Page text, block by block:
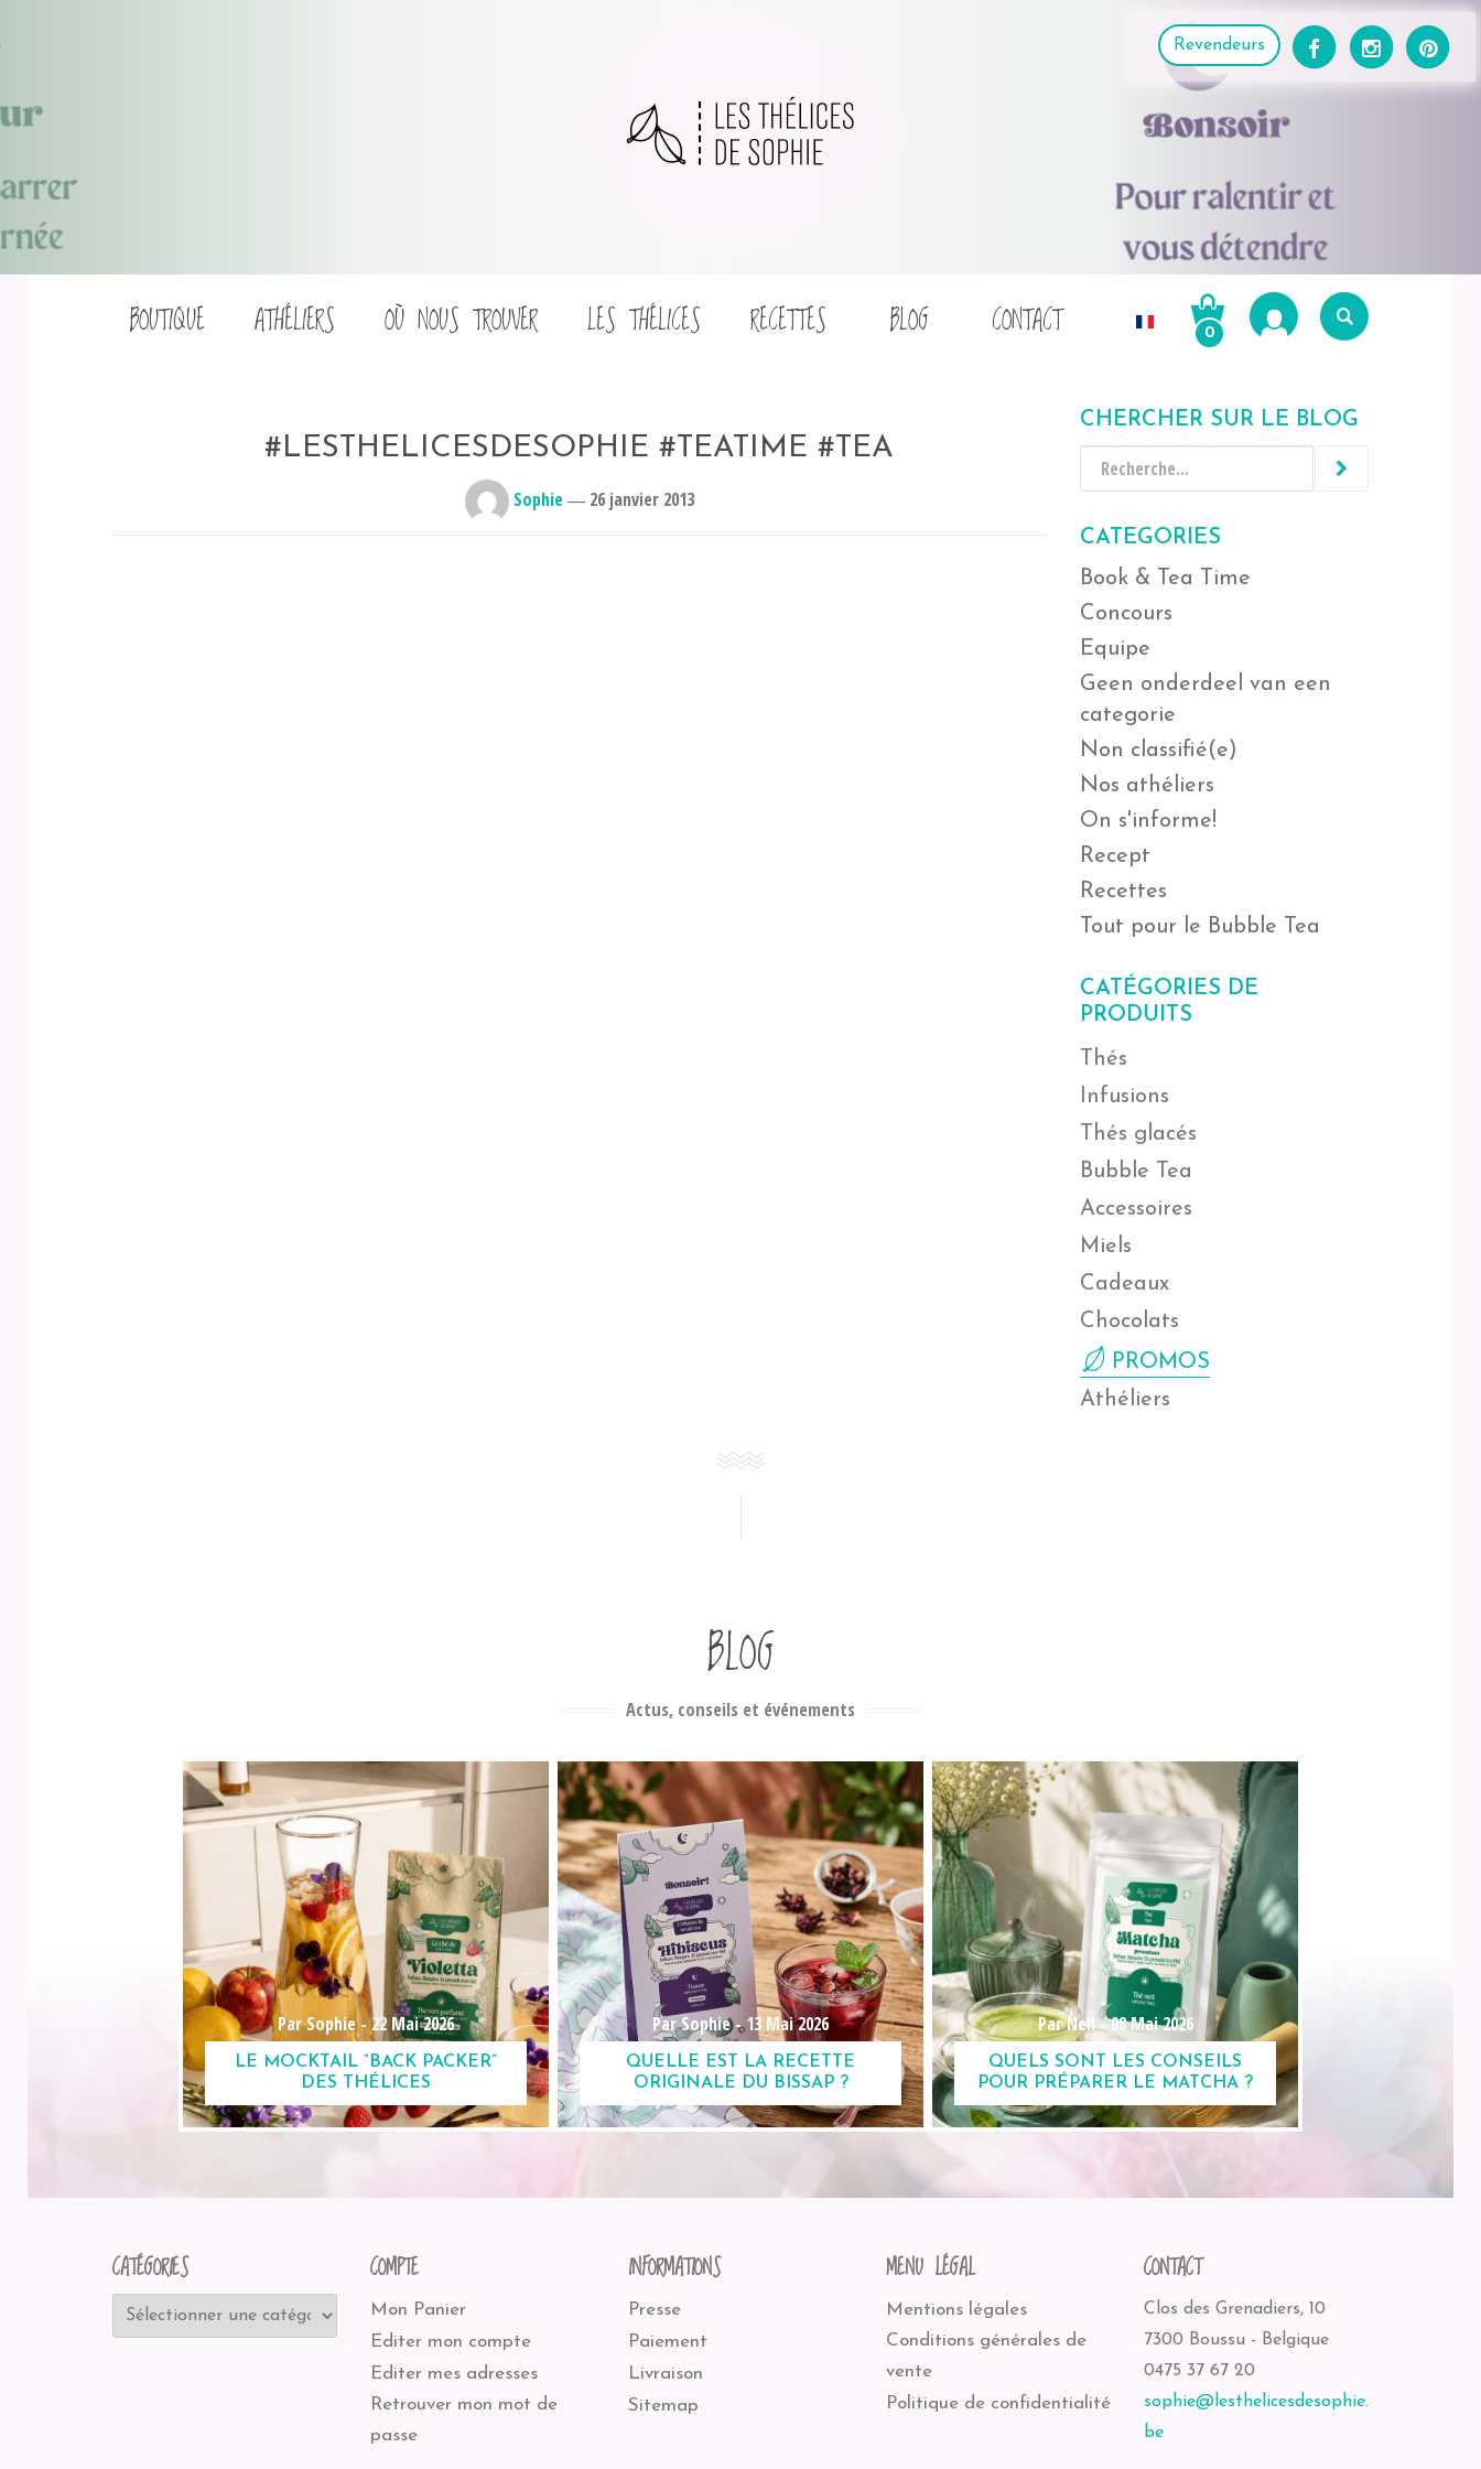
Revendeurs
BOUTIQUE ATHÉLIERS OÙ NOUS TROUVER LES THÉLICES RECETTES BLOG CONTACT 0
#LESTHELICESDESOPHIE #TEATIME #TEA
Sophie― 26 janvier 2013
CHERCHER SUR LE BLOG
CATEGORIES
Book & Tea Time
Concours
Equipe
Geen onderdeel van een
categorie
Non classifié(e)
Nos athéliers
On s'informe!
Recept
Recettes
Tout pour le Bubble Tea
CATÉGORIES DE
PRODUITS
Thés
Infusions
Thés glacés
Bubble Tea
Accessoires
Miels
Cadeaux
Chocolats
PROMOS
Athéliers
BLOG
Actus, conseils et événements
Par Sophie -22 Mai 2026
LE MOCKTAIL “BACK PACKER”
DES THÉLICES
Par Sophie -13 Mai 2026
QUELLE EST LA RECETTE
ORIGINALE DU BISSAP ?
Par Nell -08 Mai 2026
QUELS SONT LES CONSEILS
POUR PRÉPARER LE MATCHA ?
CATÉGORIES COMPTE
Mon Panier
Editer mon compte
Editer mes adresses
Retrouver mon mot de
passe
INFORMATIONS
Presse
Paiement
Livraison
Sitemap
MENU LÉGAL
Mentions légales
Conditions générales de
vente
Politique de confidentialité
CONTACT
Clos des Grenadiers, 10
7300 Boussu - Belgique
0475 37 67 20
sophie@lesthelicesdesophie.
be